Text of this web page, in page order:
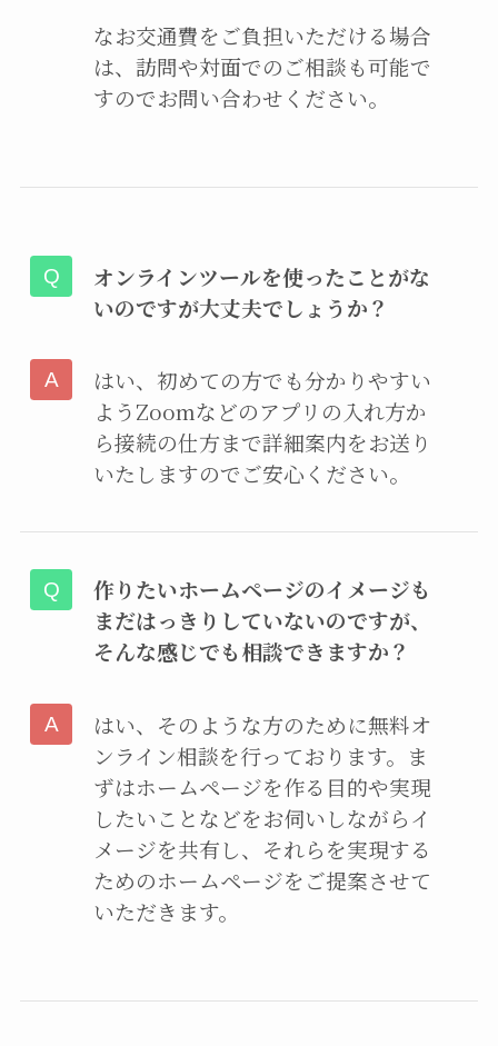
なお交通費をご負担いただける場合
は、訪問や対面でのご相談も可能で
すのでお問い合わせください。
オンラインツールを使ったことがな
いのですが大丈夫でしょうか？
はい、初めての方でも分かりやすい
ようZoomなどのアプリの入れ方か
ら接続の仕方まで詳細案内をお送り
いたしますのでご安心ください。
作りたいホームページのイメージも
まだはっきりしていないのですが、
そんな感じでも相談できますか？
はい、そのような方のために無料オ
ンライン相談を行っております。ま
ずはホームページを作る目的や実現
したいことなどをお伺いしながらイ
メージを共有し、それらを実現する
ためのホームページをご提案させて
いただきます。